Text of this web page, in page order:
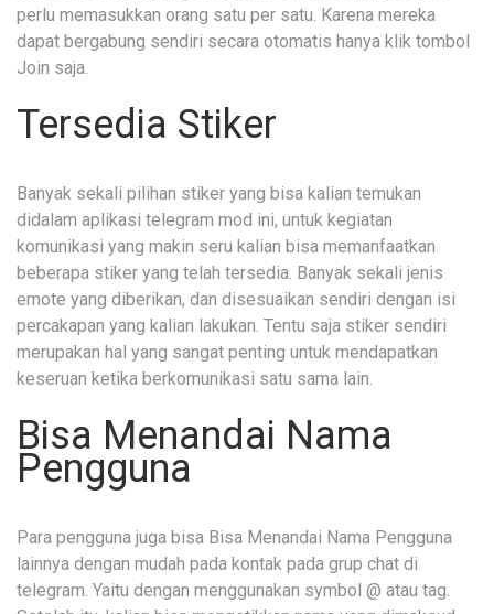
perlu memasukkan orang satu per satu. Karena mereka
dapat bergabung sendiri secara otomatis hanya klik tombol
Join saja.
Tersedia Stiker
Banyak sekali pilihan stiker yang bisa kalian temukan
didalam aplikasi telegram mod ini, untuk kegiatan
komunikasi yang makin seru kalian bisa memanfaatkan
beberapa stiker yang telah tersedia. Banyak sekali jenis
emote yang diberikan, dan disesuaikan sendiri dengan isi
percakapan yang kalian lakukan. Tentu saja stiker sendiri
merupakan hal yang sangat penting untuk mendapatkan
keseruan ketika berkomunikasi satu sama lain.
Bisa Menandai Nama
Pengguna
Para pengguna juga bisa Bisa Menandai Nama Pengguna
lainnya dengan mudah pada kontak pada grup chat di
telegram. Yaitu dengan menggunakan symbol @ atau tag.